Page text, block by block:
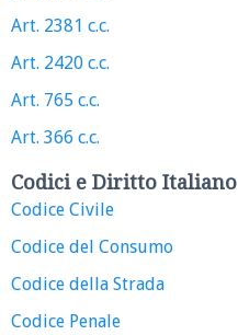
Art. 2381 c.c.
Art. 2420 c.c.
Art. 765 c.c.
Art. 366 c.c.
Codici e Diritto Italiano
Codice Civile
Codice del Consumo
Codice della Strada
Codice Penale